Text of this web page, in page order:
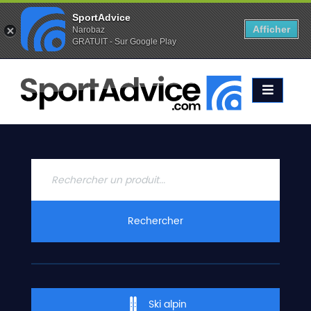
Favoris (0) Alertes (0)
ACCUEIL
SKIS
2020
CONTACT
Rechercher
Ski alpin
SportAdvice
Narobaz
GRATUIT - Sur Google Play
Afficher